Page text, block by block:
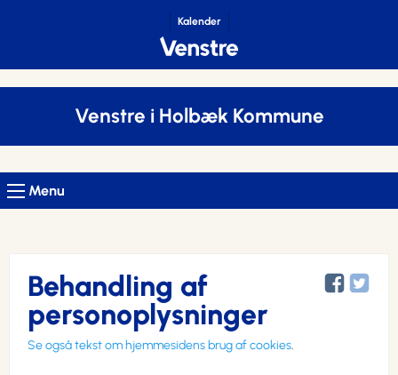
Kalender
Venstre i Holbæk Kommune
Menu
Behandling af
personoplysninger
Se også tekst om hjemmesidens brug af cookies.